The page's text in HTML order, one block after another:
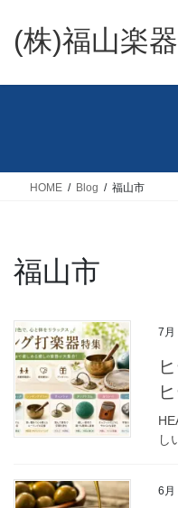
(株)福山楽
HOME Blog 福山市
福山市
7月
し
6月